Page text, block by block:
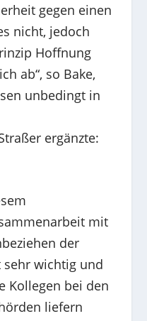
gegen einen
nicht, jedoch
Hoffnung
ab“, so Bake,
unbedingt in
ergänzte:
mit
der
wichtig und
Kollegen bei den
liefern